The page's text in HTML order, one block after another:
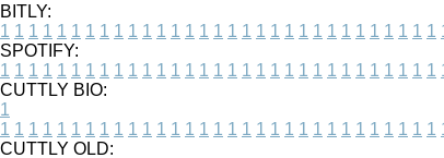
BITLY:
1 1 1 1 1 1 1 1 1 1 1 1 1 1 1 1 1 1 1 1 1 1 1 1 1 1 1 1 1 1 1
SPOTIFY:
1 1 1 1 1 1 1 1 1 1 1 1 1 1 1 1 1 1 1 1 1 1 1 1 1 1 1 1 1 1 1
CUTTLY BIO:
1
1 1 1 1 1 1 1 1 1 1 1 1 1 1 1 1 1 1 1 1 1 1 1 1 1 1 1 1 1 1 1
CUTTLY OLD: